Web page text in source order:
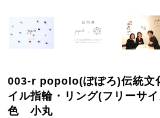
003-r popolo(ぽぽろ)伝統文
イル指輪・リング(フリーサ
色 小丸